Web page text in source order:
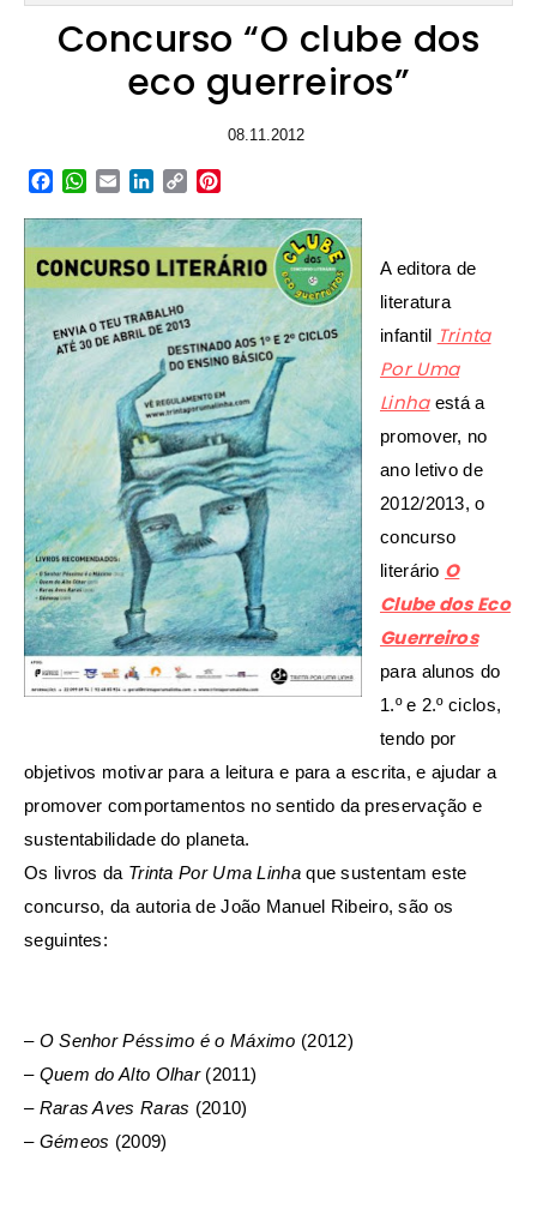
Concurso “O clube dos
eco guerreiros”
08.11.2012
Facebook
WhatsApp
EmailLinkedIn
Copy
A editora de
literatura
infantil Trinta
Por Uma
Linhaestá a
promover, no
ano letivo de
2012/2013, o
concurso
literário O
Clube dos Eco
Guerreiros
para alunos do
1.º e 2.º ciclos,
tendo por
objetivos motivar para a leitura e para a escrita, e ajudar a
promover comportamentos no sentido da preservação e
sustentabilidade do planeta.
Os livros da Trinta Por Uma Linhaque sustentam este
concurso, da autoria de João Manuel Ribeiro, são os
seguintes:
– O Senhor Péssimo é o Máximo (2012)
– Quem do Alto Olhar(2011)
– Raras Aves Raras (2010)
– Gémeos (2009)